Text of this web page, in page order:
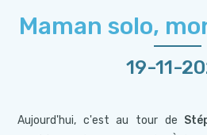
Maman solo,
19-11-
Aujourd'hui, c'est au tour de